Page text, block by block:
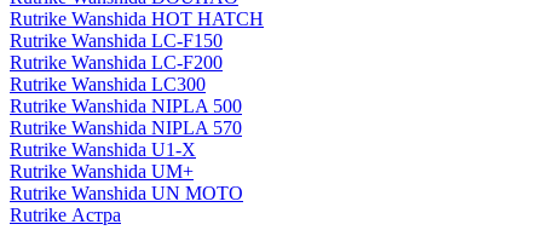
Rutrike Wanshida HOT HATCH
Rutrike Wanshida LC-F150
Rutrike Wanshida LC-F200
Rutrike Wanshida LC300
Rutrike Wanshida NIPLA 500
Rutrike Wanshida NIPLA 570
Rutrike Wanshida U1-X
Rutrike Wanshida UM+
Rutrike Wanshida UN MOTO
Rutrike Астра